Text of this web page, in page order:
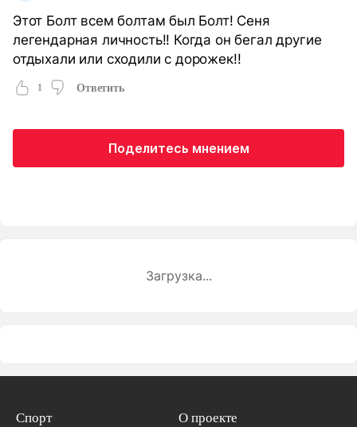
Этот Болт всем болтам был Болт! Сеня
легендарная личность!! Когда он бегал другие
отдыхали или сходили с дорожек!!
1 Ответить
Поделитесь мнением
Загрузка...
Спорт
О проекте